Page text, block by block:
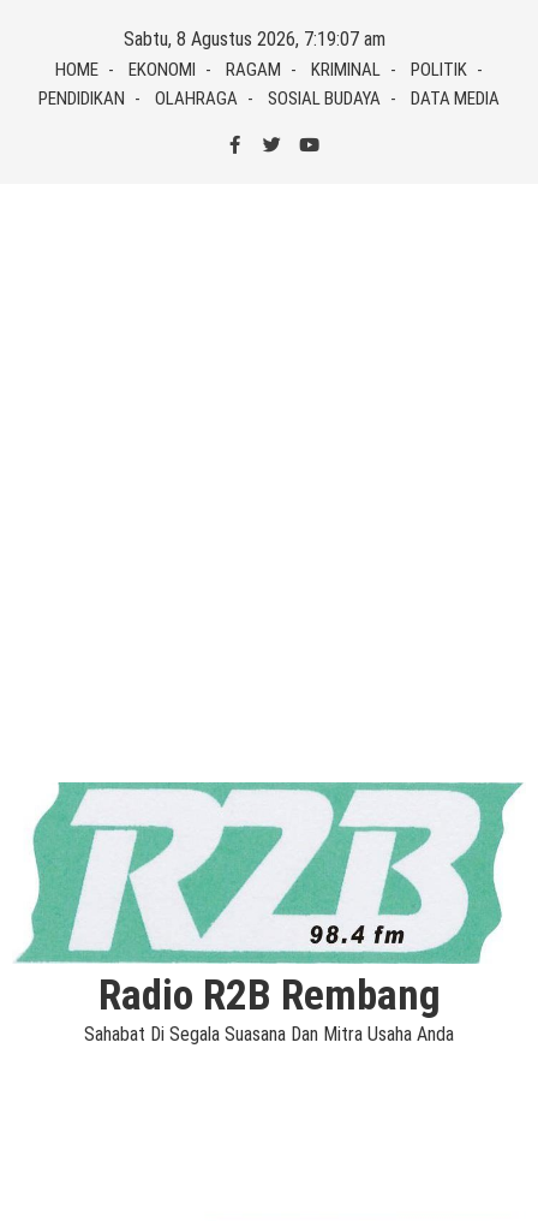
content
Sabtu, 8 Agustus 2026, 7:19:08 am
HOME EKONOMI RAGAM KRIMINAL
POLITIK
PENDIDIKAN
OLAHRAGA SOSIAL BUDAYA DATA MEDIA
Radio R2B Rembang
Sahabat Di Segala Suasana Dan Mitra Usaha Anda